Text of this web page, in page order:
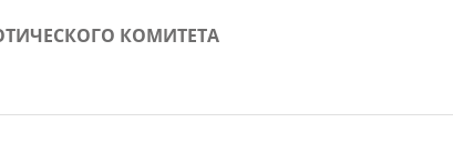
КОМИТЕТА